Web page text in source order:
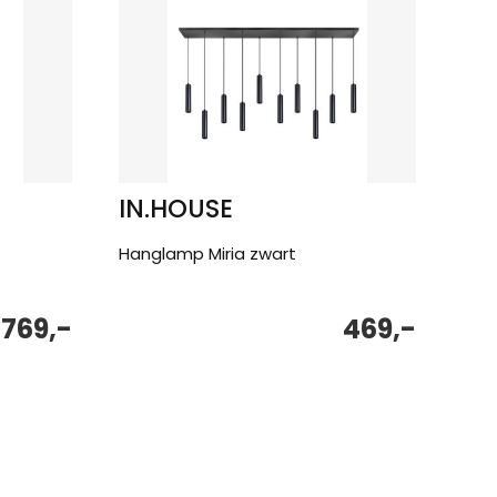
769,-
IN.HOUSE
Hanglamp Miria zwart
469,-